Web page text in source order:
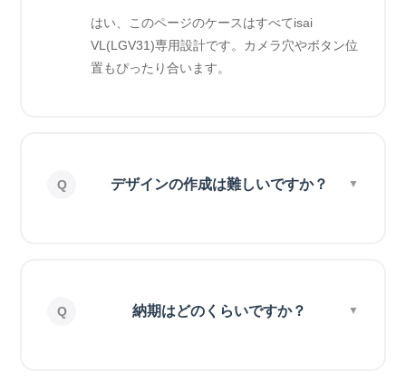
はい、このページのケースはすべてisai
VL(LGV31)専用設計です。カメラ穴やボタン位
置もぴったり合います。
デザインの作成は難しいですか？
納期はどのくらいですか？